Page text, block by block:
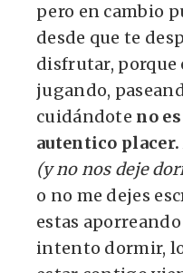
pero en cambio
desde que te
disfrutar, porque
jugando,
cuidándote no
autentico placer.
(y no nos deje
o no me dejes
estas
intento dormir,